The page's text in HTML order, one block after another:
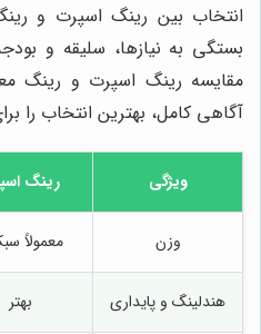
انتخاب بین رینگ اسپرت و
بستگی به نیازها، سلیقه و
مقایسه رینگ اسپرت و رینگ
آگاهی کامل، بهترین انتخاب را
ویژگی رینگ
وزن معمولاً
هندلینگ و پایداری بهتر